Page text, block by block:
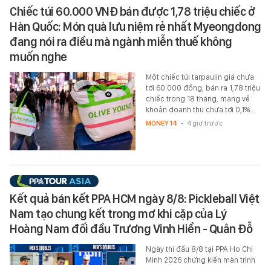
Chiếc túi 60.000 VNĐ bán được 1,78 triệu chiếc ở
Hàn Quốc: Món quà lưu niệm rẻ nhất Myeongdong
đang nói ra điều mà ngành miễn thuế không
muốn nghe
Một chiếc túi tarpaulin giá chưa
tới 60.000 đồng, bán ra 1,78 triệu
chiếc trong 18 tháng, mang về
khoản doanh thu chưa tới 0,1%…
MONEY.14 - 4 giờ trước
Kết quả bán kết PPA HCM ngày 8/8: Pickleball Việt
Nam tạo chung kết trong mơ khi cặp của Lý
Hoàng Nam đối đầu Trương Vinh Hiển - Quân Đỗ
Ngày thi đấu 8/8 tại PPA Ho Chi
Minh 2026 chứng kiến màn trình